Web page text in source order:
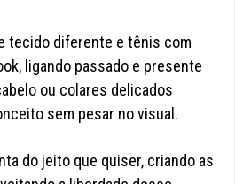
tecido diferente e tênis com
ligando passado e presente
ou colares delicados
sem pesar no visual.
do jeito que quiser, criando as